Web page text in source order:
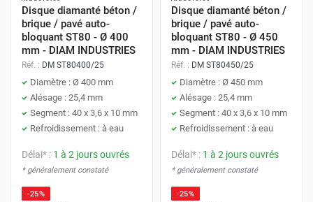
Disque diamanté béton /
brique / pavé auto-
bloquant ST80 - Ø 400
mm - DIAM INDUSTRIES
Réf. : DM ST80400/25
Diamètre : Ø 400 mm
Alésage : 25,4 mm
Segment : 40 x 3,6 x 10 mm
Refroidissement : à eau
Délai* : 1 à 2 jours ouvrés
* généralement constaté
-25%
Disque diamanté béton /
brique / pavé auto-
bloquant ST80 - Ø 450
mm - DIAM INDUSTRIES
Réf. : DM ST80450/25
Diamètre : Ø 450 mm
Alésage : 25,4 mm
Segment : 40 x 3,6 x 10 mm
Refroidissement : à eau
Délai* : 1 à 2 jours ouvrés
* généralement constaté
-25%